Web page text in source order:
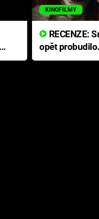
KINOFILMY
opět
přichází s